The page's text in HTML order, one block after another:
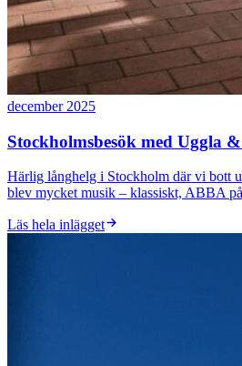
december 2025
Stockholmsbesök med Uggla
Härlig långhelg i Stockholm där vi bott
blev mycket musik – klassiskt, ABBA
Läs hela inlägget